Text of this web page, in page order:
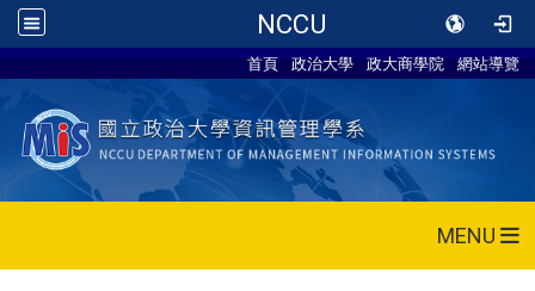
NCCU
首頁 政治大學 政大商學院 網站導覽
MENU